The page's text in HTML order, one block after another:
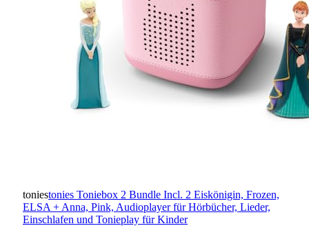
toniestonies Toniebox 2 Bundle Incl. 2 Eiskönigin, Frozen,
ELSA + Anna, Pink, Audioplayer für Hörbücher, Lieder,
Einschlafen und Tonieplay für Kinder